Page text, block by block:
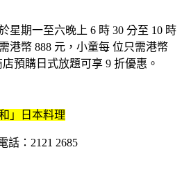
星期一至六晚上 6 時 30 分至 10 時
港幣 888 元，小童每 位只需港幣
預購日式放題可享 9 折優惠。
和」日本料理
話：2121 2685